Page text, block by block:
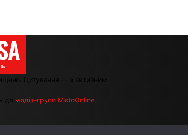
Цитування — з активним
до медіа-групи MistoOnline